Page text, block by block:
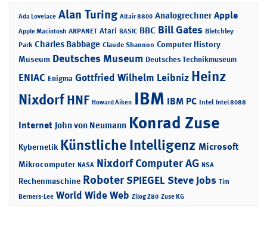
Ada Lovelace Alan Turing Altair 8800 Analogrechner Apple
Apple Macintosh ARPANET Atari BASIC BBC Bill Gates Bletchley
Park Charles Babbage Claude Shannon Computer History
Museum Deutsches Museum Deutsches Technikmuseum
ENIAC Enigma Gottfried Wilhelm Leibniz Heinz
NixdorfHNF Howard Aiken IBM IBM PC Intel Intel 8088
Internet John von Neumann Konrad Zuse
Kybernetik Künstliche Intelligenz Microsoft
Mikrocomputer NASA Nixdorf Computer AG NSA
Rechenmaschine RoboterSPIEGELSteve Jobs Tim
Berners-Lee World Wide Web Zilog Z80 Zuse KG